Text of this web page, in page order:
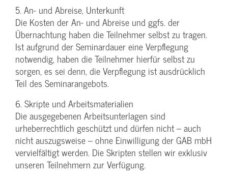
5. An- und Abreise, Unterkunft
Die Kosten der An- und Abreise und ggfs. der
Übernachtung haben die Teilnehmer selbst zu tragen.
Ist aufgrund der Seminardauer eine Verpflegung
notwendig, haben die Teilnehmer hierfür selbst zu
sorgen, es sei denn, die Verpflegung ist ausdrücklich
Teil des Seminarangebots.
6. Skripte und Arbeitsmaterialien
Die ausgegebenen Arbeitsunterlagen sind
urheberrechtlich geschützt und dürfen nicht – auch
nicht auszugsweise – ohne Einwilligung der GAB mbH
vervielfältigt werden. Die Skripten stellen wir exklusiv
unseren Teilnehmern zur Verfügung.